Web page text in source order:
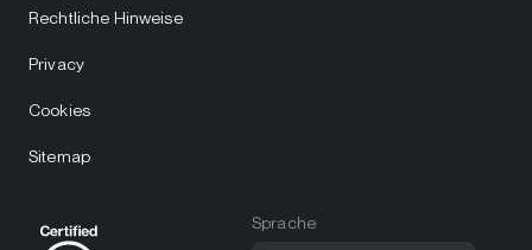
Rechtliche Hinweise
Privacy
Cookies
Sitemap
Sprache